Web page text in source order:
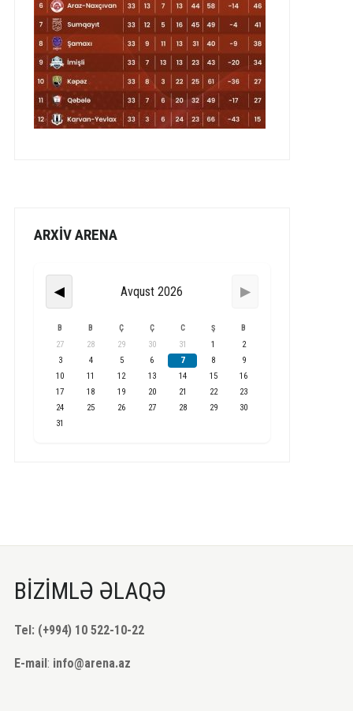
ARXİV ARENA
◀ Avqust 2026 ▶
B B Ç Ç C Ş B
27 28 29 30 31 1
2
3
4 5 6 7 8
9
10
11 12 13 14 15
16
17
18 19 20 21 22
23
24
25 26 27 28 29
30
31
BİZİMLƏ ƏLAQƏ
Tel: (+994) 10 522-10-22
E-mail: info@arena.az